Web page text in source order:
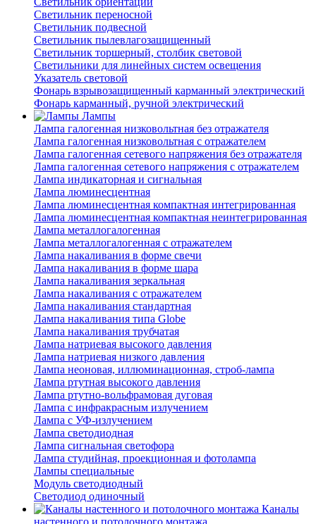
Светильник переносной
Светильник подвесной
Светильник пылевлагозащищенный
Светильник торшерный, столбик световой
Светильники для линейных систем освещения
Указатель световой
Фонарь взрывозащищенный карманный электрический
Фонарь карманный, ручной электрический
Лампы
Лампа галогенная низковольтная без отражателя
Лампа галогенная низковольтная с отражателем
Лампа галогенная сетевого напряжения без отражателя
Лампа галогенная сетевого напряжения с отражателем
Лампа индикаторная и сигнальная
Лампа люминесцентная
Лампа люминесцентная компактная интегрированная
Лампа люминесцентная компактная неинтегрированная
Лампа металлогалогенная
Лампа металлогалогенная с отражателем
Лампа накаливания в форме свечи
Лампа накаливания в форме шара
Лампа накаливания зеркальная
Лампа накаливания с отражателем
Лампа накаливания стандартная
Лампа накаливания типа Globe
Лампа накаливания трубчатая
Лампа натриевая высокого давления
Лампа натриевая низкого давления
Лампа неоновая, иллюминационная, строб-лампа
Лампа ртутная высокого давления
Лампа ртутно-вольфрамовая дуговая
Лампа с инфракрасным излучением
Лампа с УФ-излучением
Лампа светодиодная
Лампа сигнальная светофора
Лампа студийная, проекционная и фотолампа
Лампы специальные
Модуль светодиодный
Светодиод одиночный
Каналы
настенного и потолочного монтажа